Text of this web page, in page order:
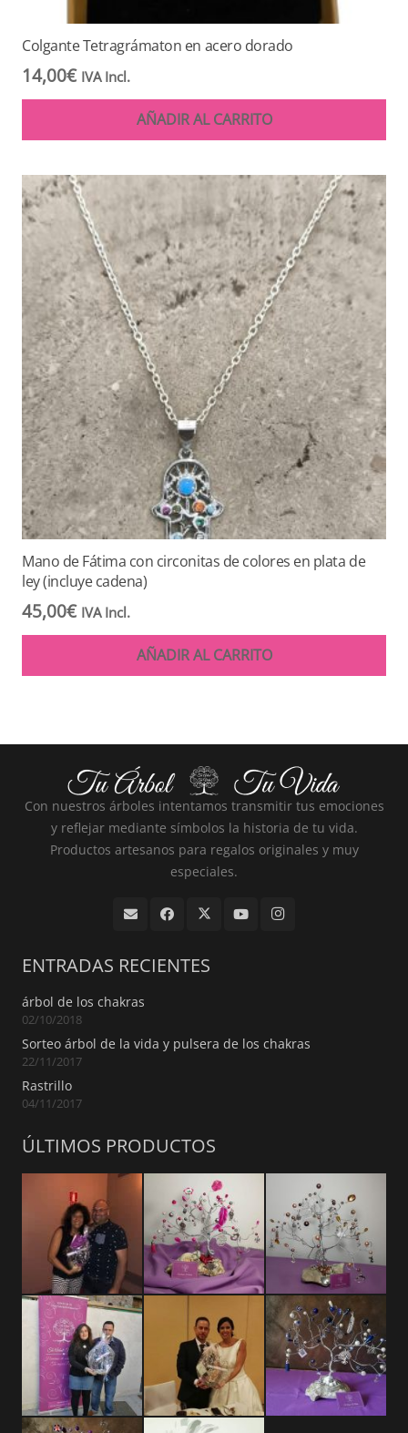
Colgante Tetragrámaton en acero dorado
14,00€ IVA Incl.
AÑADIR AL CARRITO
Mano de Fátima con circonitas de colores en plata de
ley (incluye cadena)
45,00€ IVA Incl.
AÑADIR AL CARRITO
Con nuestros árboles intentamos transmitir tus emociones
y reflejar mediante símbolos la historia de tu vida.
Productos artesanos para regalos originales y muy
especiales.
ENTRADAS RECIENTES
árbol de los chakras
02/10/2018
Sorteo árbol de la vida y pulsera de los chakras
22/11/2017
Rastrillo
04/11/2017
ÚLTIMOS PRODUCTOS